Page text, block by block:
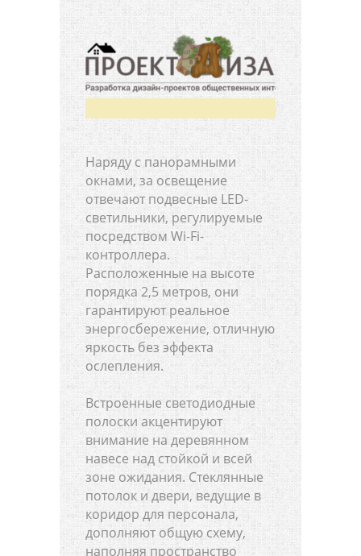
Наряду с панорамными
окнами, за освещение
отвечают подвесные LED-
светильники, регулируемые
посредством Wi-Fi-
контроллера.
Расположенные на высоте
порядка 2,5 метров, они
гарантируют реальное
энергосбережение, отличную
яркость без эффекта
ослепления.
Встроенные светодиодные
полоски акцентируют
внимание на деревянном
навесе над стойкой и всей
зоне ожидания. Стеклянные
потолок и двери, ведущие в
коридор для персонала,
дополняют общую схему,
наполняя пространство